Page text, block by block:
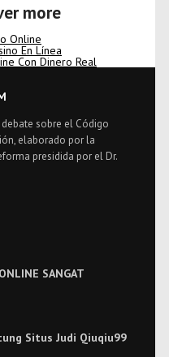
more
Online
En Línea
Con Dinero Real
sobre el Código
elaborado por la
presidida por el Dr.
SANGAT
Situs Judi Qiuqiu99